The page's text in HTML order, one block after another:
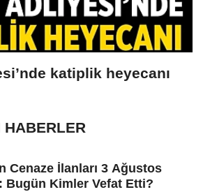
katiplik heyecanı
HABERLER
Cenaze İlanları 3 Ağustos
Bugün Kimler Vefat Etti?